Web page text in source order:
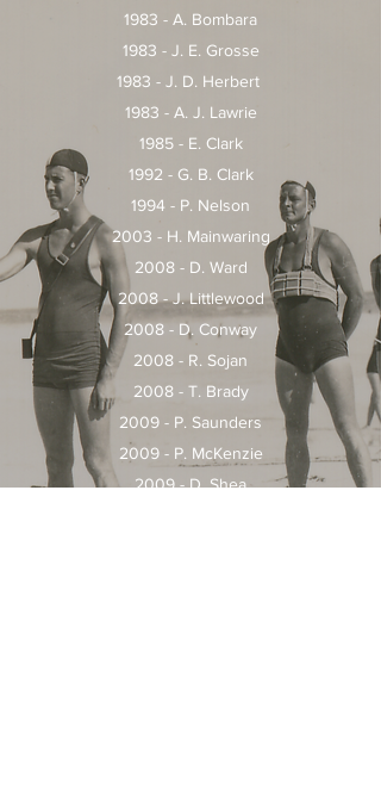
1983 - A. Bombara
1983 - J. E. Grosse
1983 - J. D. Herbert
1983 - A. J. Lawrie
1985 - E. Clark
1992 - G. B. Clark
1994 - P. Nelson
2003 - H. Mainwaring
2008 - D. Ward
2008 - J. Littlewood
2008 - D. Conway
2008 - R. Sojan
2008 - T. Brady
2009 - P. Saunders
2009 - P. McKenzie
2009 - D. Shea